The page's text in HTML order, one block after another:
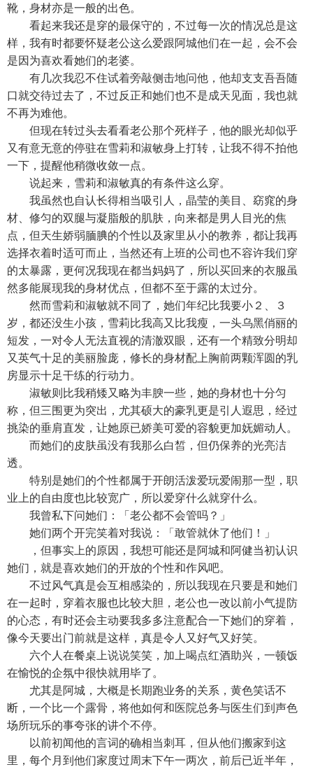
靴，身材亦是一般的出色。
看起来我还是穿的最保守的，不过每一次的情况总是这
样，我有时都要怀疑老公这么爱跟阿城他们在一起，会不会
是因为喜欢看她们的老婆。
有几次我忍不住试着旁敲侧击地问他，他却支支吾吾随
口就交待过去了，不过反正和她们也不是成天见面，我也就
不再为难他。
但现在转过头去看看老公那个死样子，他的眼光却似乎
又有意无意的停驻在雪莉和淑敏身上打转，让我不得不拍他
一下，提醒他稍微收敛一点。
说起来，雪莉和淑敏真的有条件这么穿。
我虽然也自认长得相当吸引人，晶莹的美目、窈窕的身
材、修匀的双腿与凝脂般的肌肤，向来都是男人目光的焦
点，但天生娇弱腼腆的个性以及家里从小的教养，都让我再
选择衣着时适可而止，当然还有上班的公司也不容许我们穿
的太暴露，更何况我现在都当妈妈了，所以买回来的衣服虽
然多能展现我的身材优点，但都不至于露的太过分。
然而雪莉和淑敏就不同了，她们年纪比我要小２、３
岁，都还没生小孩，雪莉比我高又比我瘦，一头乌黑俏丽的
短发，一对令人无法直视的清澈双眼，还有一个精致分明却
又英气十足的美丽脸庞，修长的身材配上胸前两颗浑圆的乳
房显示十足干练的行动力。
淑敏则比我稍矮又略为丰腴一些，她的身材也十分匀
称，但三围更为突出，尤其硕大的豪乳更是引人遐思，经过
挑染的垂肩直发，让她原已娇美可爱的容貌更加妩媚动人。
而她们的皮肤虽没有我那么白皙，但仍保养的光亮洁
透。
特别是她们的个性都属于开朗活泼爱玩爱闹那一型，职
业上的自由度也比较宽广，所以爱穿什么就穿什么。
我曾私下问她们：「老公都不会管吗？」
她们两个开完笑着对我说：「敢管就休了他们！」
，但事实上的原因，我想可能还是阿城和阿健当初认识
她们，就是喜欢她们的开放的个性和作风吧。
不过风气真是会互相感染的，所以我现在只要是和她们
在一起时，穿着衣服也比较大胆，老公也一改以前小气提防
的心态，有时还会主动要我多多注意配合一下她们的穿着，
像今天要出门前就是这样，真是令人又好气又好笑。
六个人在餐桌上说说笑笑，加上喝点红酒助兴，一顿饭
在愉悦的企氛中很快就用毕了。
尤其是阿城，大概是长期跑业务的关系，黄色笑话不
断，一个比一个露骨，将他如何和医院总务与医生们到声色
场所玩乐的事夸张的讲个不停。
以前初闻他的言词的确相当刺耳，但从他们搬家到这
里，每个月到他们家度过周末下午一两次，前后已近半年，